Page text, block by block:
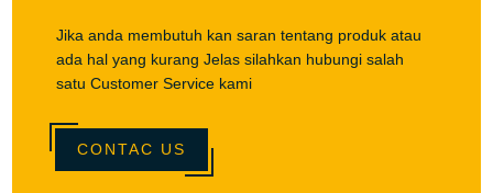
Jika anda membutuh kan saran tentang produk atau
ada hal yang kurang Jelas silahkan hubungi salah
satu Customer Service kami
CONTAC US